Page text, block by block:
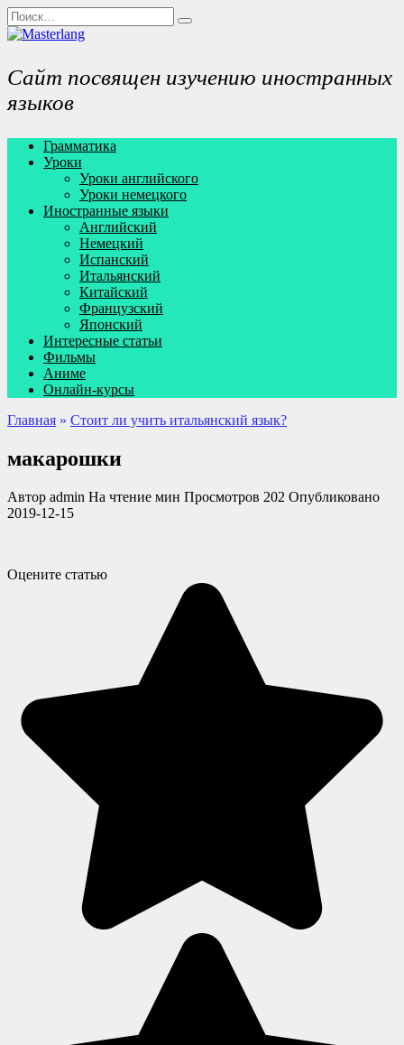
Перейти
к
содержанию
Search
for:
Сайт посвящен изучению иностранных
языков
Грамматика
Уроки
Уроки английского
Уроки немецкого
Иностранные языки
Английский
Немецкий
Испанский
Итальянский
Китайский
Французский
Японский
Интересные статьи
Фильмы
Аниме
Онлайн-курсы
Главная » Стоит ли учить итальянский язык?
макарошки
Автор admin На чтение мин Просмотров 202 Опубликовано
2019-12-15
Оцените статью